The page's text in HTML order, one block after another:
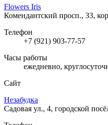
Flowers Iris
Комендантский просп., 33,
Телефон
+7 (921) 903-77-57
Часы работы
ежедневно,
Сайт
Незабудка
Садовая ул., 4, городской